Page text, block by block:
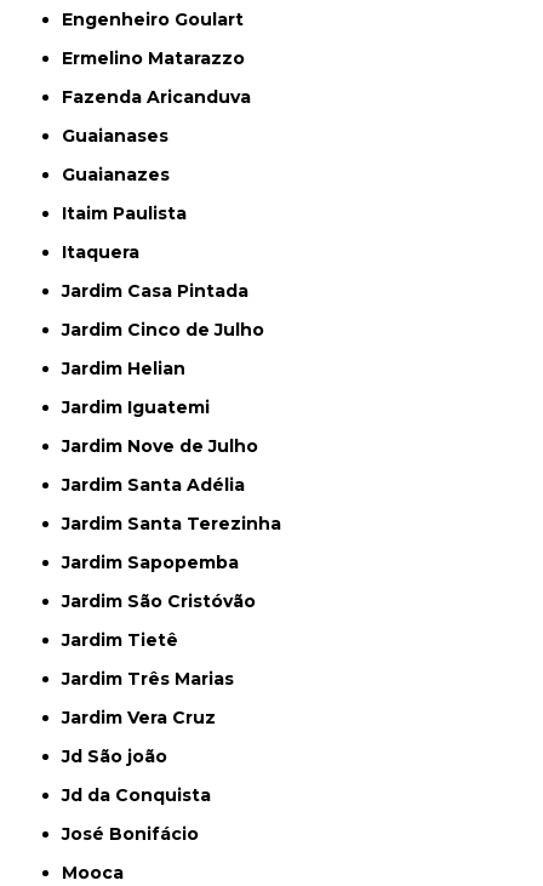
Engenheiro Goulart
Ermelino Matarazzo
Fazenda Aricanduva
Guaianases
Guaianazes
Itaim Paulista
Itaquera
Jardim Casa Pintada
Jardim Cinco de Julho
Jardim Helian
Jardim Iguatemi
Jardim Nove de Julho
Jardim Santa Adélia
Jardim Santa Terezinha
Jardim Sapopemba
Jardim São Cristóvão
Jardim Tietê
Jardim Três Marias
Jardim Vera Cruz
Jd São joão
Jd da Conquista
José Bonifácio
Mooca